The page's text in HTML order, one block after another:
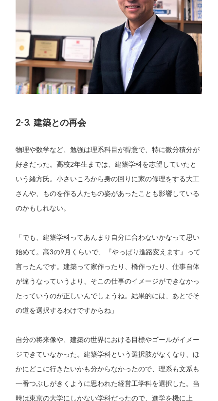
2-3. 建築との再会
物理や数学など、勉強は理系科目が得意で、特に微分積分が
好きだった。高校2年生までは、建築学科を志望していたと
いう緒方氏。小さいころから身の回りに家の修理をする大工
さんや、ものを作る人たちの姿があったことも影響している
のかもしれない。
「でも、建築学科ってあんまり自分に合わないかなって思い
始めて。高3の9月くらいで、『やっぱり進路変えます』って
言ったんです。建築って家作ったり、橋作ったり、仕事自体
が違うなっていうより、そこの仕事のイメージができなかっ
たっていうのが正しいんでしょうね。結果的には、あとでそ
の道を選択するわけですからね」
自分の将来像や、建築の世界における目標やゴールがイメー
ジできていなかった。建築学科という選択肢がなくなり、ほ
かにどこに行きたいかも分からなかったので、理系も文系も
一番つぶしがきくように思われた経営工学科を選択した。当
時は東京の大学にしかない学科だったので、進学を機に上